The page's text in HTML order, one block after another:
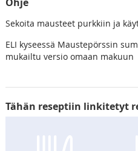
Ohje
Sekoita mausteet purkkiin ja
ELI kyseessä Maustepörssin
mukailtu versio omaan makuun
Tähän reseptiin linkitetyt